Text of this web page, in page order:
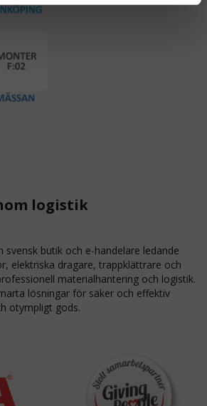
logistik
svensk butik och e-handelare ledande
, elektriska dragare, trappklättrare och
materialhantering och logistik.
lösningar för säker och effektiv
otympligt gods.